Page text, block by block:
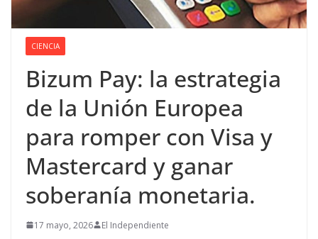
CIENCIA
Bizum Pay: la estrategia
de la Unión Europea
para romper con Visa y
Mastercard y ganar
soberanía monetaria.
17 mayo, 2026 El Independiente